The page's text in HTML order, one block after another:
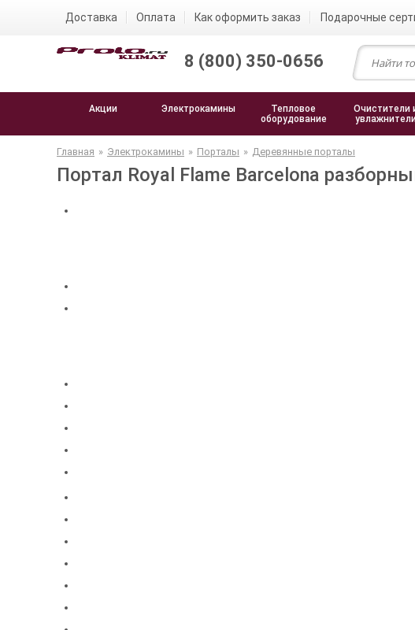
Доставка Оплата Как оформить заказ Подарочные
8 (800) 350-0656
Акции Электрокамины
Тепловое
оборудование
Очистители
Главная » Электрокамины » Порталы » Деревянные порталы
Портал Royal Flame Barcelona